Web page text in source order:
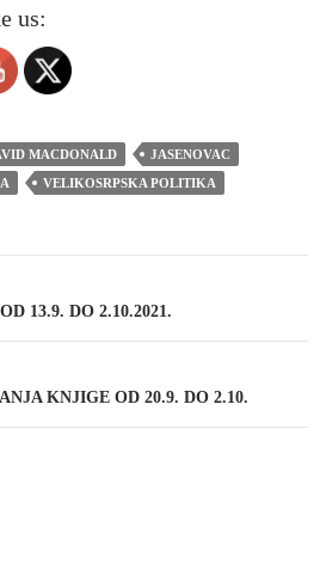
us:
MACDONALD
JASENOVAC
VELIKOSRPSKA POLITIKA
13.9. DO 2.10.2021.
KNJIGE OD 20.9. DO 2.10.